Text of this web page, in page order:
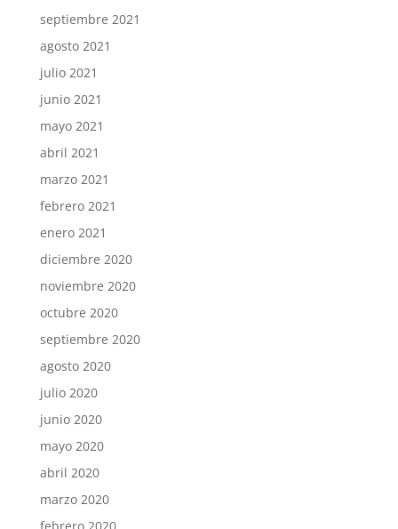
septiembre 2021
agosto 2021
julio 2021
junio 2021
mayo 2021
abril 2021
marzo 2021
febrero 2021
enero 2021
diciembre 2020
noviembre 2020
octubre 2020
septiembre 2020
agosto 2020
julio 2020
junio 2020
mayo 2020
abril 2020
marzo 2020